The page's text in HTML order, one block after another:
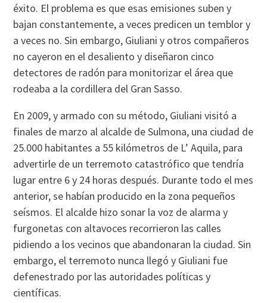
éxito. El problema es que esas emisiones suben y
bajan constantemente, a veces predicen un temblor y
a veces no. Sin embargo, Giuliani y otros compañeros
no cayeron en el desaliento y diseñaron cinco
detectores de radón para monitorizar el área que
rodeaba a la cordillera del Gran Sasso.
En 2009, y armado con su método, Giuliani visitó a
finales de marzo al alcalde de Sulmona, una ciudad de
25.000 habitantes a 55 kilómetros de L’ Aquila, para
advertirle de un terremoto catastrófico que tendría
lugar entre 6 y 24 horas después. Durante todo el mes
anterior, se habían producido en la zona pequeños
seísmos. El alcalde hizo sonar la voz de alarma y
furgonetas con altavoces recorrieron las calles
pidiendo a los vecinos que abandonaran la ciudad. Sin
embargo, el terremoto nunca llegó y Giuliani fue
defenestrado por las autoridades políticas y
científicas.